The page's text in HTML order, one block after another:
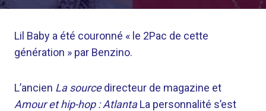
Lil Baby a été couronné « le 2Pac de cette
génération » par Benzino.
L’ancien La sourcedirecteur de magazine et
Amour et hip-hop : AtlantaLa personnalité s’est